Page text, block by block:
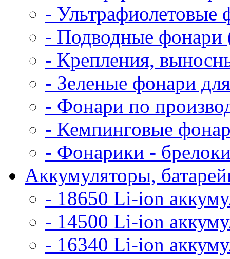
- Ультрафиолетовые
- Подводные фонари
- Крепления,
- Зеленые фонари
- Фонари по
- Кемпинговые
- Фонарики -
Аккумуляторы,
- 18650 Li-ion
- 14500 Li-ion
- 16340 Li-ion